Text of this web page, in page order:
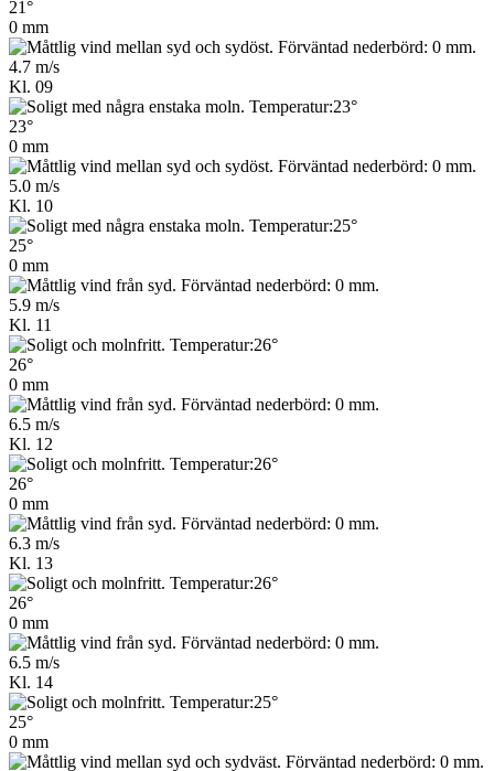
21°
0 mm
4.7 m/s
Kl. 09
23°
0 mm
5.0 m/s
Kl. 10
25°
0 mm
5.9 m/s
Kl. 11
26°
0 mm
6.5 m/s
Kl. 12
26°
0 mm
6.3 m/s
Kl. 13
26°
0 mm
6.5 m/s
Kl. 14
25°
0 mm